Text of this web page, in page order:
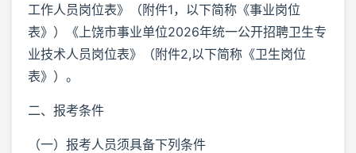
工作人员岗位表》（附件1，以下简称《事业岗位
表》）《上饶市事业单位2026年统一公开招聘卫生专
业技术人员岗位表》（附件2,以下简称《卫生岗位
表》）。
二、报考条件
（一）报考人员须具备下列条件